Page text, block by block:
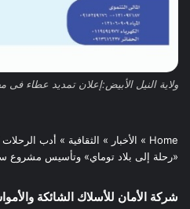
ولاية النيل الأبيض:إعلان تمديد عطاء فى
Home
» الأخبار » الثقافية » أدب الرحلات
«رحلة إلى بلاد توماي» وتأسيس مشروع
شركة الأمان للأسلاك الشائكة